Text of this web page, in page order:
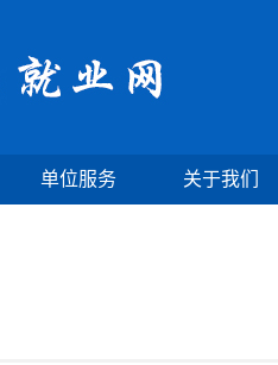
单位服务 关于我们